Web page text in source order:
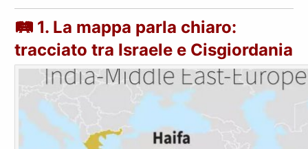
🛤 1. La mappa parla chiaro:
tracciato tra Israele e Cisgiordania